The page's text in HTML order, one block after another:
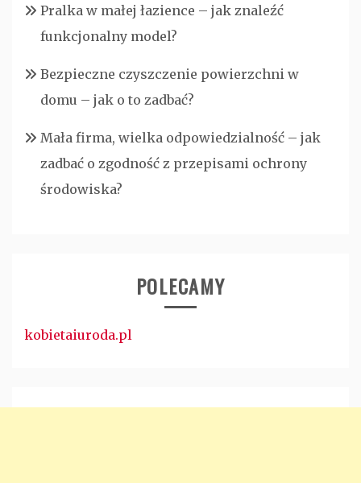
Pralka w małej łazience – jak znaleźć
funkcjonalny model?
Bezpieczne czyszczenie powierzchni w
domu – jak o to zadbać?
Mała firma, wielka odpowiedzialność – jak
zadbać o zgodność z przepisami ochrony
środowiska?
POLECAMY
kobietaiuroda.pl